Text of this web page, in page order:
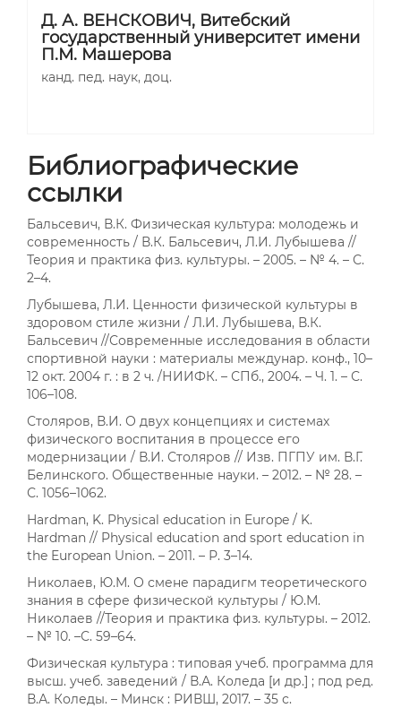
Д. А. ВЕНСКОВИЧ, Витебский
государственный университет имени
П.М. Машерова
канд. пед. наук, доц.
Библиографические
ссылки
Бальсевич, В.К. Физическая культура: молодежь и
современность / В.К. Бальсевич, Л.И. Лубышева //
Теория и практика физ. культуры. – 2005. – № 4. – С.
2–4.
Лубышева, Л.И. Ценности физической культуры в
здоровом стиле жизни / Л.И. Лубышева, В.К.
Бальсевич //Современные исследования в области
спортивной науки : материалы междунар. конф., 10–
12 окт. 2004 г. : в 2 ч. /НИИФК. – СПб., 2004. – Ч. 1. – С.
106–108.
Столяров, В.И. О двух концепциях и системах
физического воспитания в процессе его
модернизации / В.И. Столяров // Изв. ПГПУ им. В.Г.
Белинского. Общественные науки. – 2012. – № 28. –
С. 1056–1062.
Hardman, K. Physical education in Europe / K.
Hardman // Physical education and sport education in
the European Union. – 2011. – Р. 3–14.
Николаев, Ю.М. О смене парадигм теоретического
знания в сфере физической культуры / Ю.М.
Николаев //Теория и практика физ. культуры. – 2012.
– № 10. –С. 59–64.
Физическая культура : типовая учеб. программа для
высш. учеб. заведений / В.А. Коледа [и др.] ; под ред.
В.А. Коледы. – Минск : РИВШ, 2017. – 35 с.